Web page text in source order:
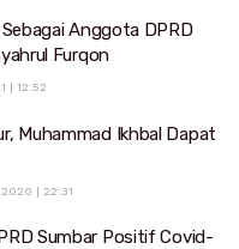
Anggota DPRD
Furqon
| 12:52
Muhammad Ikhbal Dapat
2020 | 22:31
Sumbar Positif Covid-